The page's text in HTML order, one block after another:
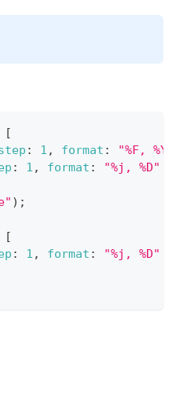
[
: 1 , format :
"%F, %Y"
: 1 , format : "%j, %D"
) ;
[
: 1 , format : "%j, %D"